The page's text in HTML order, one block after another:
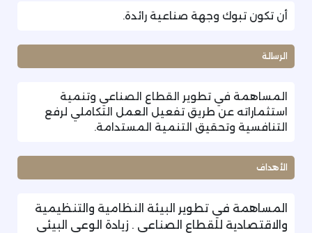
أن تكون تبوك وجهة صناعية رائدة.
الرسالة
المساهمة في تطوير القطاع الصناعي وتنمية
استثماراته عن طريق تفعيل العمل التكاملي لرفع
التنافسية ​وتحقيق التنمية المستدامة.
الأهداف
المساهمة في تطوير البيئة النظامية والتنظيمية
والاقتصادية للقطاع الصناعي . زيادة الوعي البيئي